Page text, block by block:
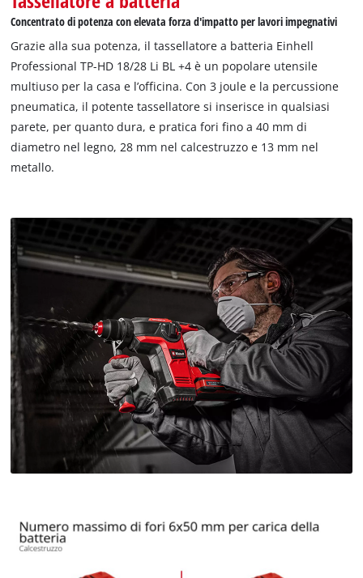
Concentrato di potenza con elevata forza d'impatto per lavori impegnativi
Grazie alla sua potenza, il tassellatore a batteria Einhell
Professional TP-HD 18/28 Li BL +4 è un popolare utensile
multiuso per la casa e l’officina. Con 3 joule e la percussione
pneumatica, il potente tassellatore si inserisce in qualsiasi
parete, per quanto dura, e pratica fori fino a 40 mm di
diametro nel legno, 28 mm nel calcestruzzo e 13 mm nel
metallo.